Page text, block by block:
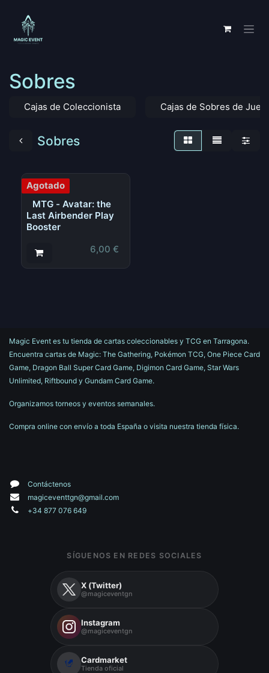
Sobres
Cajas de Coleccionista Cajas de Sobres de
Sobres
Agotado
MTG - Avatar: the
Last Airbender Play
Booster
6,00 €
Magic Event es tu tienda de cartas coleccionables y TCG en Tarragona.
Encuentra cartas de Magic: The Gathering, Pokémon TCG, One Piece Card
Game, Dragon Ball Super Card Game, Digimon Card Game, Star Wars
Unlimited, Riftbound y Gundam Card Game.
Organizamos torneos y eventos semanales.
Compra online con envío a toda España o visita nuestra tienda física.
Contáctenos
magiceventtgn@gmail.com
+34 877 076 649
SÍGUENOS EN REDES SOCIALES
X (Twitter)
@magiceventgn
Instagram
@magiceventgn
Cardmarket
Tienda oficial